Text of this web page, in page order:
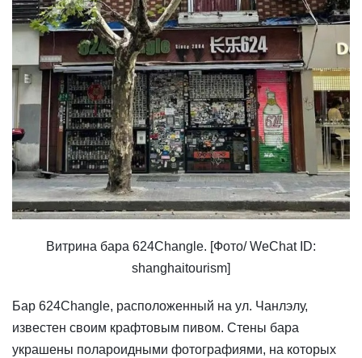
Витрина бара 624Changle. [Фото/ WeChat ID:
shanghaitourism]
Бар 624Changle, расположенный на ул. Чанлэлу,
известен своим крафтовым пивом. Стены бара
украшены полароидными фотографиями, на которых